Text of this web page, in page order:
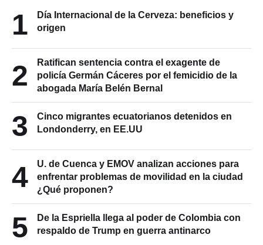
1
Día Internacional de la Cerveza: beneficios y
origen
2
Ratifican sentencia contra el exagente de
policía Germán Cáceres por el femicidio de la
abogada María Belén Bernal
3
Cinco migrantes ecuatorianos detenidos en
Londonderry, en EE.UU
4
U. de Cuenca y EMOV analizan acciones para
enfrentar problemas de movilidad en la ciudad
¿Qué proponen?
5
De la Espriella llega al poder de Colombia con
respaldo de Trump en guerra antinarco